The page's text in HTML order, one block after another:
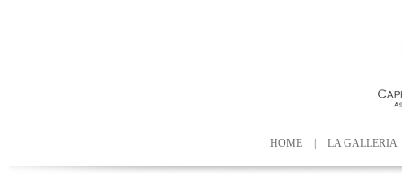
HOME LA GALLERIA